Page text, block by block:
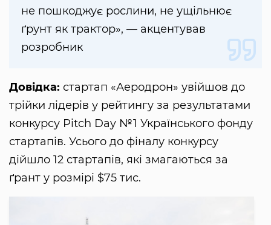
не пошкоджує рослини, не ущільнює
ґрунт як трактор», — акцентував
розробник
Довідка: стартап «Аеродрон» увійшов до
трійки лідерів у рейтингу за результатами
конкурсу Pitch Day №1 Українського фонду
стартапів. Усього до фіналу конкурсу
дійшло 12 стартапів, які змагаються за
ґрант у розмірі $75 тис.